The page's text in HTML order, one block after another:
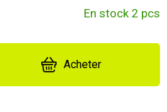
En stock 2 pcs
Acheter